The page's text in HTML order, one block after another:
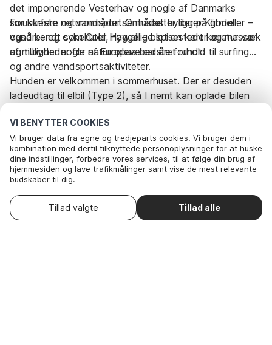
VI BENYTTER COOKIES
Vi bruger data fra egne og tredjeparts cookies. Vi bruger dem i
kombination med dertil tilknyttede personoplysninger for at huske
dine indstillinger, forbedre vores services, til at følge din brug af
hjemmesiden og lave trafikmålinger samt vise de mest relevante
budskaber til dig.
hvilke af vores valgfrie cookies du vil acceptere.
Læs mere om vores cookie- og privatlivspolitik. Du kan
trække dit samtykke tilbageHer.
Tillad alle
Tillad valgte
det imponerende Vesterhav og nogle af Danmarks
smukkeste naturområder. Området byder på gode
vandre- og cykelruter, hyggelige spisesteder og masser
af muligheder for naturoplevelser året rundt.
For surfere og vandsportsentusiaster ligger Klitmøller –
også kendt som Cold Hawaii – blot en kort køretur væk
og tilbyder nogle af Europas bedste forhold til surfing
og andre vandsportsaktiviteter.
Hunden er velkommen i sommerhuset. Der er desuden
ladeudtag til elbil (Type 2), så I nemt kan oplade bilen
ungdomsgrupper.
Sommerhuset er særligt velegnet til familier og par, der
ønsker en afslappende ferie tæt på Vesterhavet og den
storslåede natur i Nationalpark Thy.
Rejseperiode og gæsterVælg ankomstdato